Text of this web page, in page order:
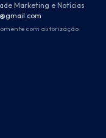
Marketing e Notícias
com autorização